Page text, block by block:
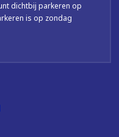
dichtbij parkeren op
is op zondag